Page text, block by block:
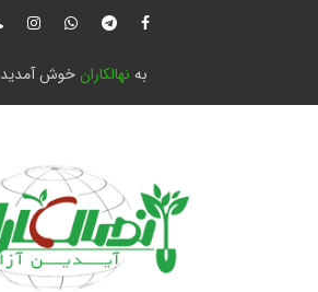
به نهالکاران خوش آمدید